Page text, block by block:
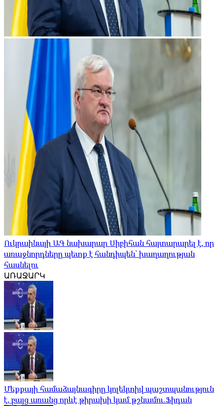
Ուկրաինայի ԱԳ նախարար Սիբիհան հայտարարել է, որ
առաջնորդները պետք է հանդիպեն՝ խաղաղության
հասնելու
ԱՌԱՋԱՐԿ
Մեքքայի համաձայնագիրը կոլեկտիվ պաշտպանություն
է, բայց առանց որևէ թիրախի կամ թշնամու.Ֆիդան